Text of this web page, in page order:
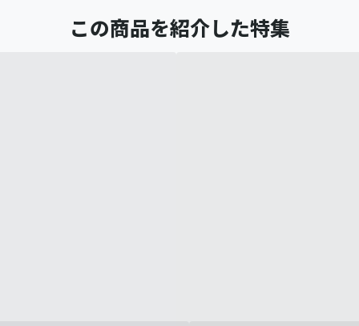
この商品を紹介した特集